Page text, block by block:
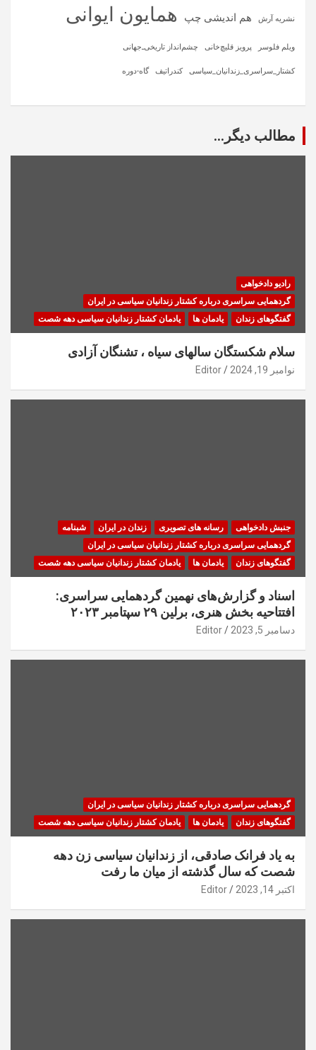
نشریه آرش هم اندیشی چپ همایون ایوانی
ویلم فلوسر پرویز قلیچ‌خانی چشم‌انداز تاریخی‌ـ‌جهانی
کشتار_سراسری_زندانیان_سیاسی کندراتیف گاه-دوره
مطالب دیگر...
رادیو دادخواهی
گردهمایی سراسری درباره کشتار زندانیان سیاسی در ایران
گفتگوهای زندان
یادمان ها یادمان کشتار زندانیان سیاسی دهه شصت
سلام شکستگان سالهای سیاه ، تشنگان آزادی
نوامبر 19, 2024 Editor
جنبش دادخواهی رسانه های تصویری زندان در ایران
شبنامه
گردهمایی سراسری درباره کشتار زندانیان سیاسی در ایران
گفتگوهای زندان
یادمان ها یادمان کشتار زندانیان سیاسی دهه شصت
اسناد و گزارش‌های نهمین گردهمایی سراسری:
افتتاحیه بخش هنری، برلین ۲۹ سپتامبر ۲۰۲۳
دسامبر 5, 2023 Editor
گردهمایی سراسری درباره کشتار زندانیان سیاسی در ایران
گفتگوهای زندان
یادمان ها یادمان کشتار زندانیان سیاسی دهه شصت
به یاد فرانک صادقی، از زندانیان سیاسی زن دهه
شصت که سال گذشته از میان ما رفت
اکتبر 14, 2023 Editor